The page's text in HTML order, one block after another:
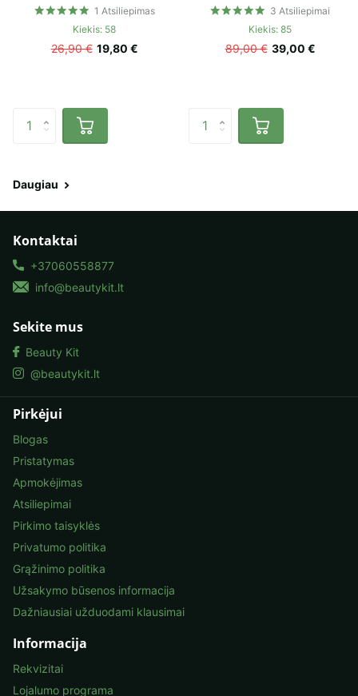
1 Atsiliepimas
Kiekis: 58
26,90 € 19,80 €
3 Atsiliepimai
Kiekis: 85
89,00 € 39,00 €
Daugiau
Pirkėjui
Blogas
Pristatymas
Apmokėjimas
Atsiliepimai
Pirkimo taisyklės
Privatumo politika
Grąžinimo politika
Užsakymo būsenos informacija
Dažniausiai užduodami klausimai
Informacija
Rekvizitai
Lojalumo programa
Kontaktai
+37060558877
info@beautykit.lt
Sekite mus
Beauty Kit
@beautykit.lt